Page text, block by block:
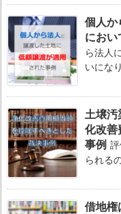
個人か
におい
ら法人
いにな
土壌汚
化改善
事例
られる
借地権